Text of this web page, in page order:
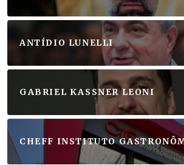
ANTÍDIO LUNELLI
GABRIEL KASSNER LEONI
CHEFF INSTITUTO